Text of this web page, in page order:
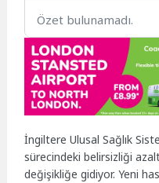
Özet bulunamadı.
İngiltere Ulusal Sağlık
sürecindeki belirsizliği
değişikliğe gidiyor. Yeni